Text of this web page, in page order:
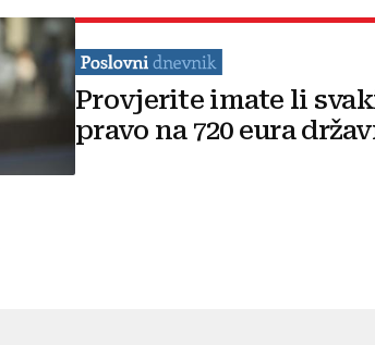
Provjerite imate li
pravo na 720 eura